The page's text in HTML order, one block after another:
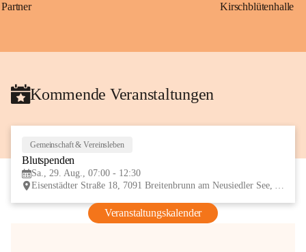
Partner Kirschblütenhalle
Kommende Veranstaltungen
Gemeinschaft & Vereinsleben
Blutspenden
Sa., 29. Aug., 07:00 - 12:30
Eisenstädter Straße 18, 7091 Breitenbrunn am Neusiedler See, AUT
Veranstaltungskalender